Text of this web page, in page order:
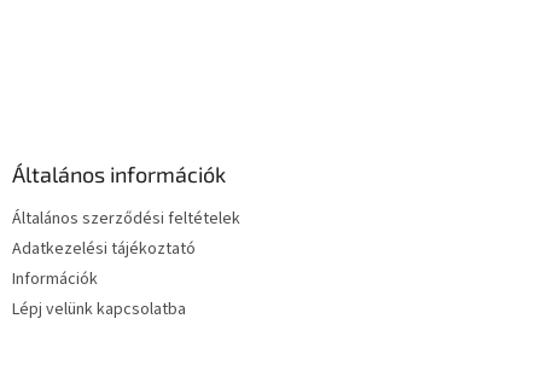
Általános információk
Általános szerződési feltételek
Adatkezelési tájékoztató
Információk
Lépj velünk kapcsolatba